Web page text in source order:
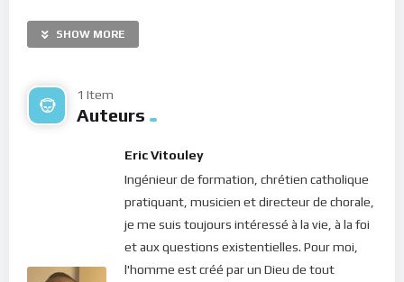
passent pas toujours de facon simple et conviviale. Bien des
de savoir comment améliorer tout ceci afin de rendre nos
conditions de vie plus agréables…
La réponse est toute simple : nous devons apprendre à
cultiver la présence même quand nous sommes en action.
Nous devons apprendre à écouter le Seigneur nous conseiller
quand nous écoutons d’autres personnes. Mais comment
être connecté(e) à Dieu lorsque les paroles de notre
interlocuteur ne sont guère plaisantes ? La stratégie, c’est
SHOW MORE
1 Item
Auteurs
Eric Vitouley
Ingénieur de formation, chrétien catholique
pratiquant, musicien et directeur de chorale,
je me suis toujours intéressé à la vie, à la foi
et aux questions existentielles. Pour moi,
l'homme est créé par un Dieu de tout